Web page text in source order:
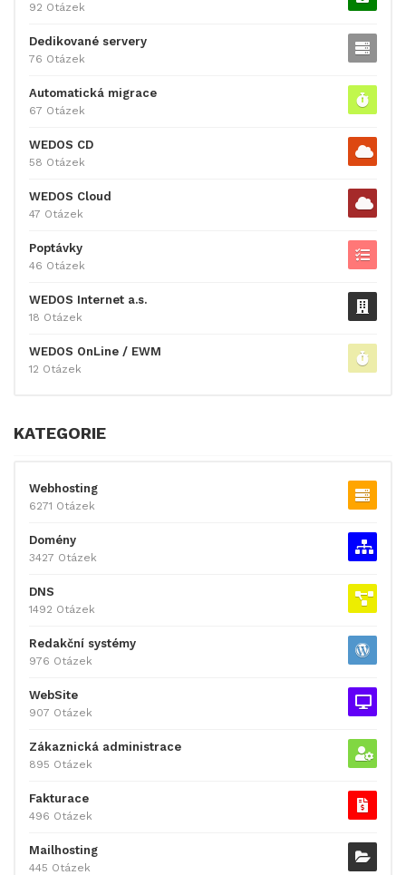
92 Otázek
Dedikované servery
76 Otázek
Automatická migrace
67 Otázek
WEDOS CD
58 Otázek
WEDOS Cloud
47 Otázek
Poptávky
46 Otázek
WEDOS Internet a.s.
18 Otázek
WEDOS OnLine / EWM
12 Otázek
KATEGORIE
Webhosting
6271 Otázek
Domény
3427 Otázek
DNS
1492 Otázek
Redakční systémy
976 Otázek
WebSite
907 Otázek
Zákaznická administrace
895 Otázek
Fakturace
496 Otázek
Mailhosting
445 Otázek